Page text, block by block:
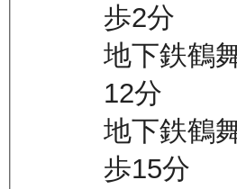
歩2分
地下鉄鶴
12分
地下鉄鶴
歩15分